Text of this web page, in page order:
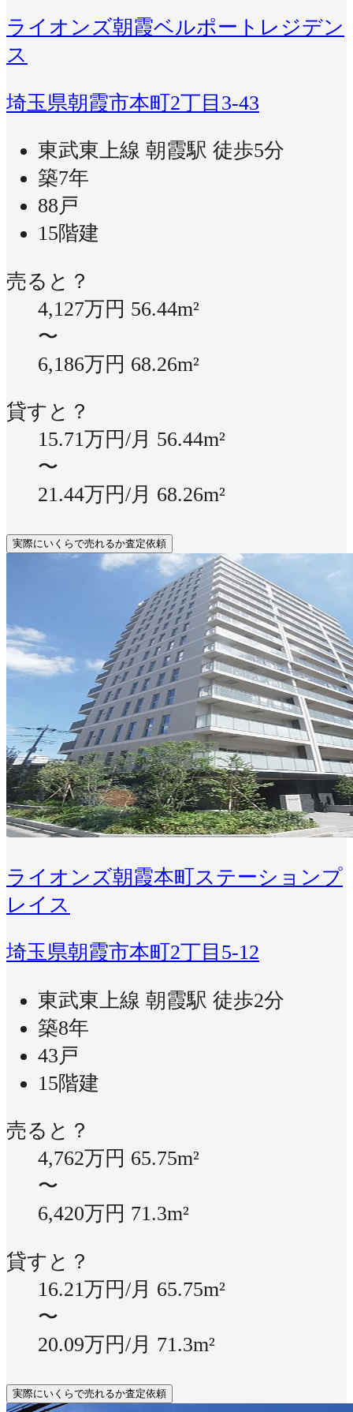
ライオンズ朝霞ベルポートレジデン
ス
埼玉県朝霞市本町2丁目3-43
東武東上線 朝霞駅 徒歩5分
築7年
88戸
15階建
売ると？
4,127万円 56.44m²
〜
6,186万円 68.26m²
貸すと？
15.71万円/月 56.44m²
〜
21.44万円/月 68.26m²
実際にいくらで売れるか査定依頼
ライオンズ朝霞本町ステーションプ
レイス
埼玉県朝霞市本町2丁目5-12
東武東上線 朝霞駅 徒歩2分
築8年
43戸
15階建
売ると？
4,762万円 65.75m²
〜
6,420万円 71.3m²
貸すと？
16.21万円/月 65.75m²
〜
20.09万円/月 71.3m²
実際にいくらで売れるか査定依頼